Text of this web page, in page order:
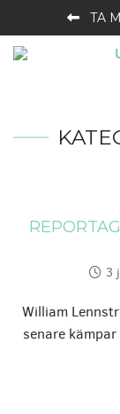
TA
3
William
senare